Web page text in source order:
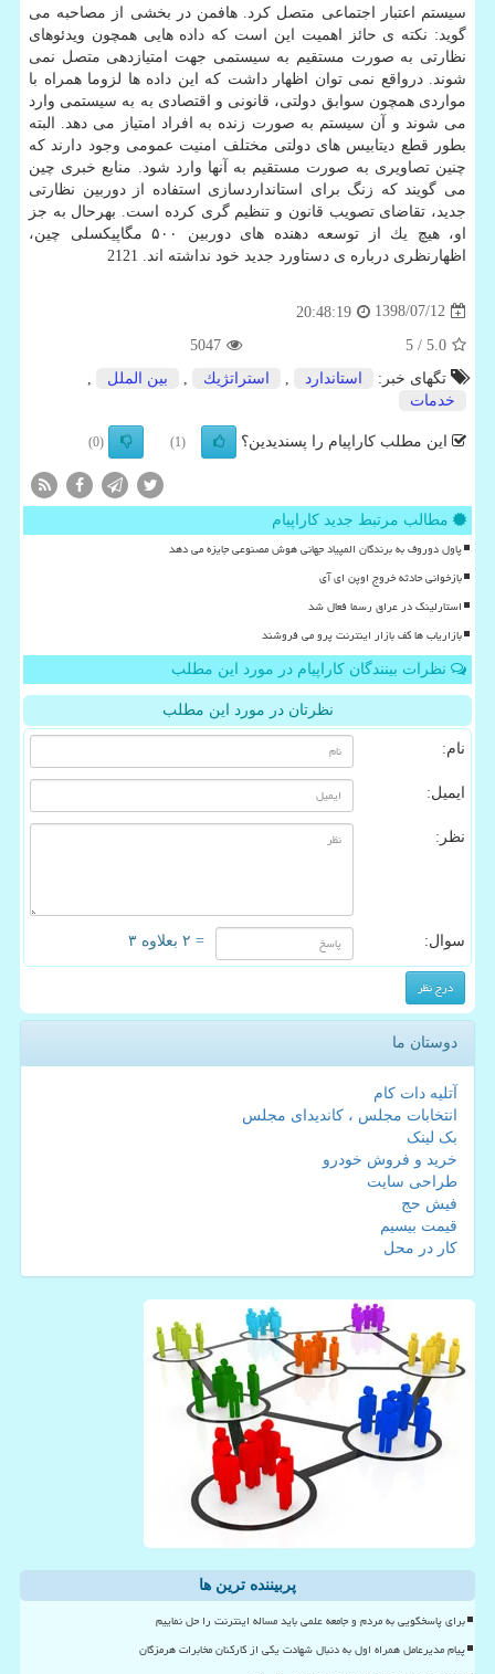
سیستم اعتبار اجتماعی متصل كرد. هافمن در بخشی از مصاحبه می
گوید: نكته ی حائز اهمیت این است كه داده هایی همچون ویدئوهای
نظارتی به صورت مستقیم به سیستمی جهت امتیازدهی متصل نمی
شوند. درواقع نمی توان اظهار داشت كه این داده ها لزوما همراه با
مواردی همچون سوابق دولتی، قانونی و اقتصادی به به سیستمی وارد
می شوند و آن سیستم به صورت زنده به افراد امتیاز می دهد. البته
بطور قطع دیتابیس های دولتی مختلف امنیت عمومی وجود دارند كه
چنین تصاویری به صورت مستقیم به آنها وارد شود. منابع خبری چین
می گویند كه زنگ برای استانداردسازی استفاده از دوربین نظارتی
جدید، تقاضای تصویب قانون و تنظیم گری كرده است. بهرحال به جز
او، هیچ یك از توسعه دهنده های دوربین ۵۰۰ مگاپیكسلی چین،
اظهارنظری درباره ی دستاورد جدید خود نداشته اند. 2121
1398/07/12
20:48:19
5.0
/ 5
5047
تگهای خبر:
استاندارد استراتژیك بین الملل
خدمات
این مطلب کاراپیام را پسندیدین؟ (1)
(0)
مطالب مرتبط جدید کاراپیام
پاول دوروف به برندگان المپیاد جهانی هوش مصنوعی جایزه می دهد
بازخوانی حادثه خروج اوپن ای آی
استارلینک در عراق رسما فعال شد
بازاریاب ها کف بازار اینترنت پرو می فروشند
نظرات بینندگان کاراپیام در مورد این مطلب
نظرتان در مورد این مطلب
نام:
ایمیل:
نظر:
سوال: = ۲ بعلاوه ۳
دوستان ما
آتلیه دات کام
انتخابات مجلس ، کاندیدای مجلس
بک لینک
خرید و فروش خودرو
طراحی سایت
فیش حج
قیمت بیسیم
کار در محل
پربیننده ترین ها
برای پاسخگویی به مردم و جامعه علمی باید مساله اینترنت را حل نماییم
پیام مدیرعامل همراه اول به دنبال شهادت یکی از کارکنان مخابرات هرمزگان